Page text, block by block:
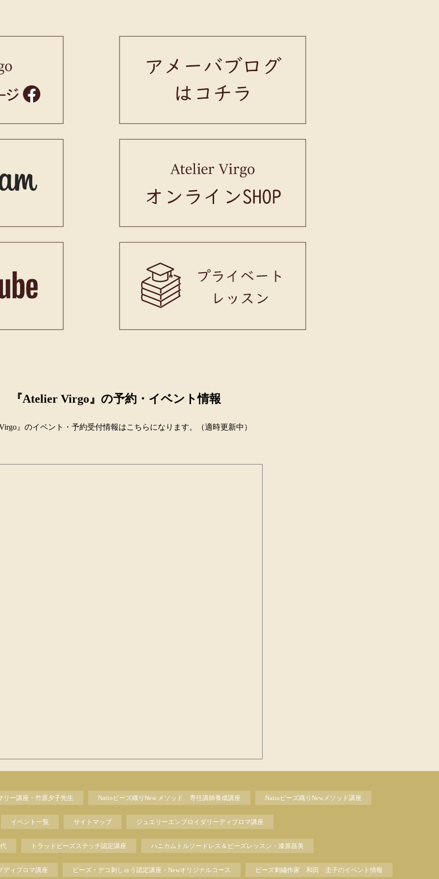
『Atelier Virgo』の予約・イベント情報
』のイベント・予約受付情報はこちらになります。（適時更新中）
リー講座・竹原夕子先生 Natioビーズ織りNew メソッド 専任講師養成講座 Natioビーズ織りNewメソッド講座
イベント一覧 サイトマップ ジュエリーエンブロイダリーディプロマ講座
トラッドビーズステッチ認定講座 ハニカムトルソードレス＆ビーズレッスン・漆原昌美
ディプロマ講座 ビーズ・デコ刺しゅう認定講座・Newオリジナルコース ビーズ刺繡作家 和田 圭子のイベント情報